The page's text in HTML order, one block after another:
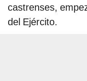
castrenses,
del Ejército.